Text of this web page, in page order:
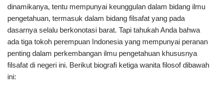
dinamikanya, tentu mempunyai keunggulan dalam bidang ilmu
pengetahuan, termasuk dalam bidang filsafat yang pada
dasarnya selalu berkonotasi barat. Tapi tahukah Anda bahwa
ada tiga tokoh perempuan Indonesia yang mempunyai peranan
penting dalam perkembangan ilmu pengetahuan khususnya
filsafat di negeri ini. Berikut biografi ketiga wanita filosof dibawah
ini: